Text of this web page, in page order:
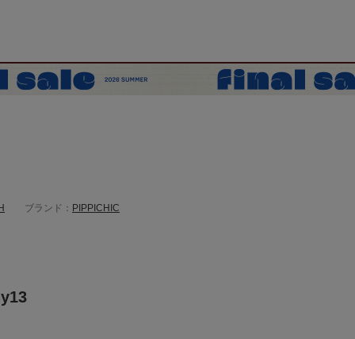
ブランド： PIPPICHIC